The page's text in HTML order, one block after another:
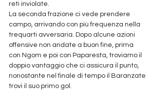
reti inviolate.
La seconda frazione ci vede prendere
campo, arrivando con più frequenza nella
trequarti avversaria. Dopo alcune azioni
offensive non andate a buon fine, prima
con Ngom e poi con Paparesta, troviamo il
doppio vantaggio che ci assicura il punto,
nonostante nel finale di tempo il Baranzate
trovi il suo primo gol.